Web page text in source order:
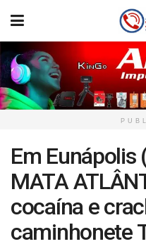
Em Eunápolis
MATA
cocaína e
caminhonete